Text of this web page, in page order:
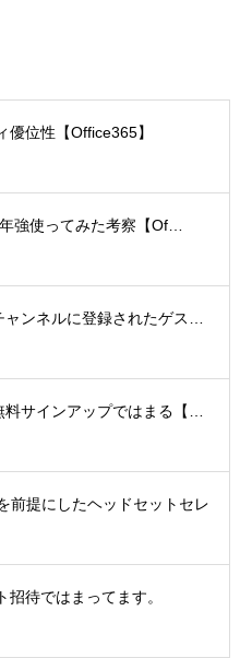
優位性【Office365】
強使ってみた考察【Of…
ンネルに登録されたゲス…
サインアップではまる【…
前提にしたヘッドセットセレ
待ではまってます。